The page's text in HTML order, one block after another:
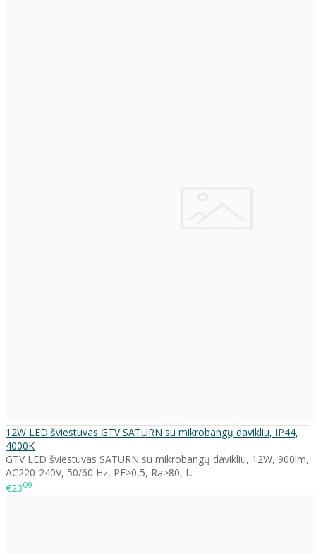
12W LED šviestuvas GTV SATURN su mikrobangų davikliu, IP44,
4000K
GTV LED šviestuvas SATURN su mikrobangų davikliu, 12W, 900lm,
AC220-240V, 50/60 Hz, PF>0,5, Ra>80, I..
€2309